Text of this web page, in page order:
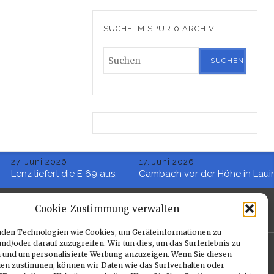
Cookie-Zustimmung verwalten
Technologien wie Cookies, um Geräteinformationen zu
oder darauf zuzugreifen. Wir tun dies, um das Surferlebnis zu
um personalisierte Werbung anzuzeigen. Wenn Sie diesen
zustimmen, können wir Daten wie das Surfverhalten oder
SUCHE IM SPUR 0 ARCHIV
2026
liefert die E 69 aus.
17. Juni 2026
Cambach vor der Höhe in Lauingen
Reichsbahn Diesellok Ellok Fahrbetrieb Fahrtreffen